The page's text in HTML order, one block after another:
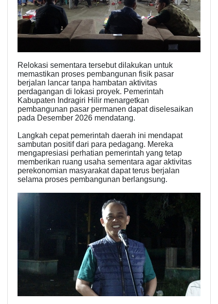
Relokasi sementara tersebut dilakukan untuk
memastikan proses pembangunan fisik pasar
berjalan lancar tanpa hambatan aktivitas
perdagangan di lokasi proyek. Pemerintah
Kabupaten Indragiri Hilir menargetkan
pembangunan pasar permanen dapat diselesaikan
pada Desember 2026 mendatang.
Langkah cepat pemerintah daerah ini mendapat
sambutan positif dari para pedagang. Mereka
mengapresiasi perhatian pemerintah yang tetap
memberikan ruang usaha sementara agar aktivitas
perekonomian masyarakat dapat terus berjalan
selama proses pembangunan berlangsung.